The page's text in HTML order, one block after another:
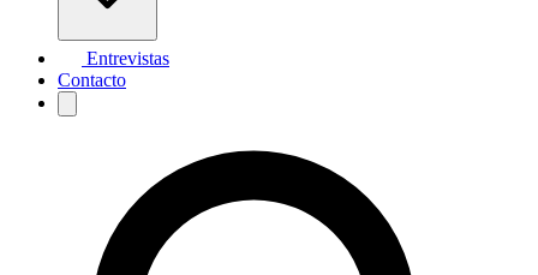
Entrevistas
Contacto